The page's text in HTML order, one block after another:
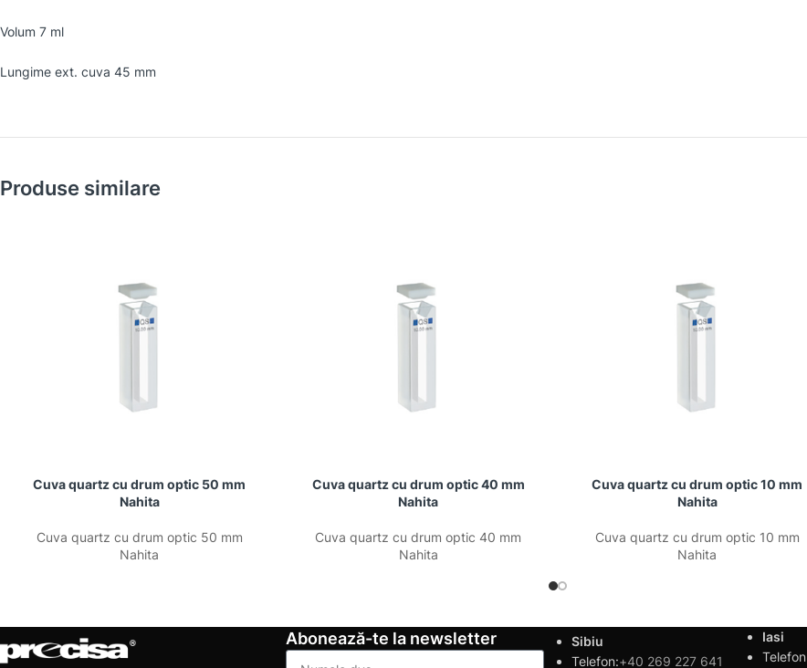
Volum 7 ml
Lungime ext. cuva 45 mm
Produse similare
Cuva quartz cu drum optic 50 mm
Nahita
Cuva quartz cu drum optic 50 mm
Nahita
Cuva quartz cu drum optic 40 mm
Nahita
Cuva quartz cu drum optic 40 mm
Nahita
Cuva quartz cu drum optic 10 mm
Nahita
Cuva quartz cu drum optic 10 mm
Nahita
Abonează-te la newsletter
Sibiu
Telefon:+40 269 227 641
Iasi
Telefon